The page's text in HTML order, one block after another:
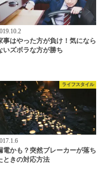
事はやった方が負け！気になら
いズボラな方が勝ち
ライフスタイル
電かも？突然ブレーカーが落ち
ときの対応方法